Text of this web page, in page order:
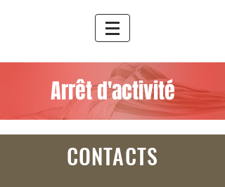
Arrêt d'activité
CONTACTS